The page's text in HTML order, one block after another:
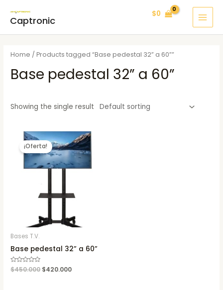
Captronic
$0
Home / Products tagged “Base pedestal 32” a 60””
Base pedestal 32” a 60”
Showing the single result
¡Oferta!
Bases T.V.
Base pedestal 32” a 60”
Rated
0
$450.000 $420.000